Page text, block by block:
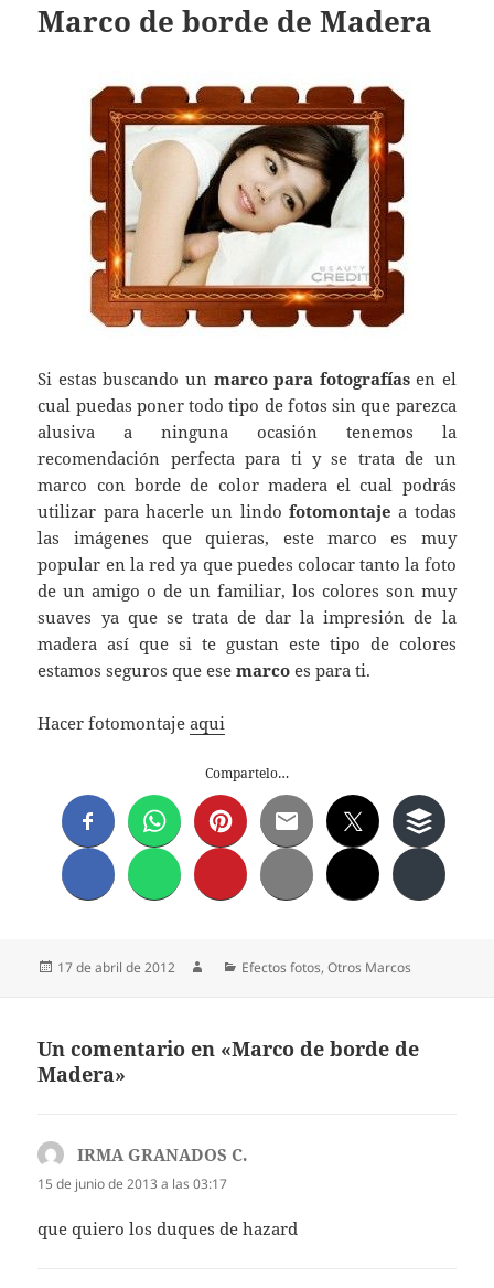
Marco de borde de Madera
Si estas buscando un marco para fotografíasen el
cual puedas poner todo tipo de fotos sin que parezca
alusiva a ninguna ocasión tenemos la
recomendación perfecta para ti y se trata de un
marco con borde de color madera el cual podrás
utilizar para hacerle un lindo fotomontaje a todas
las imágenes que quieras, este marco es muy
popular en la red ya que puedes colocar tanto la foto
de un amigo o de un familiar, los colores son muy
suaves ya que se trata de dar la impresión de la
madera así que si te gustan este tipo de colores
estamos seguros que esemarco es para ti.
Hacer fotomontajeaqui
Compartelo…
Publicado
17 de abril de 2012 Autor Categorías
Efectos fotos,Otros Marcos
Un comentario en «Marco de borde de
Madera»
IRMA GRANADOS C.
15 de junio de 2013 a las 03:17
que quiero los duques de hazard